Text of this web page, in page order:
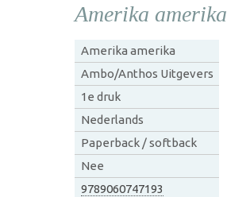
Amerika amerika
Amerika amerika
Ambo/Anthos Uitgevers
1e druk
Nederlands
Paperback / softback
Nee
9789060747193